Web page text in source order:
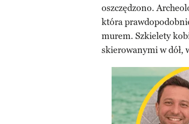
oszczędzono.
która
murem. Szkielety
skierowanymi w dół,